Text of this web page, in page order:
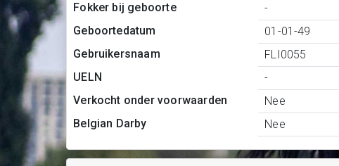
Fokker bij geboorte
-
Geboortedatum
01-01-49
Gebruikersnaam
FLI0055
UELN
-
Verkocht onder voorwaarden
Nee
Belgian Darby
Nee